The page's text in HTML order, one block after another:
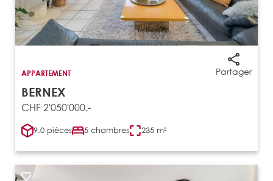
Partager
APPARTEMENT
BERNEX
CHF 2'050'000.-
9.0 pièces 5 chambres 235 m²